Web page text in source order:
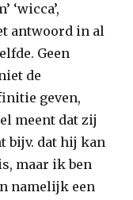
‘wicca’,
antwoord in al
Geen
de
geven,
meent dat zij
bijv. dat hij kan
maar ik ben
namelijk een